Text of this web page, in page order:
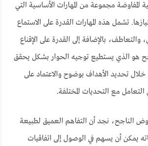
المفاوضة مجموعة من المهارات الأساسية التي
تشمل هذه المهارات القدرة على الاستماع
والتعاطف، بالإضافة إلى القدرة على الإقناع
هو الذي يستطيع توجيه الحوار بشكل يحقق
خلال تحديد الأهداف بوضوح والاعتماد على
التعامل مع التحديات المختلفة.
الناجح، نجد أن التفاهم العميق لطبيعة
يمكن أن يسهم في الوصول إلى اتفاقيات